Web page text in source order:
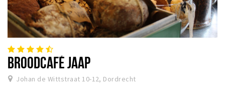
BROODCAFÉ JAAP
Johan de Wittstraat 10-12, Dordrecht